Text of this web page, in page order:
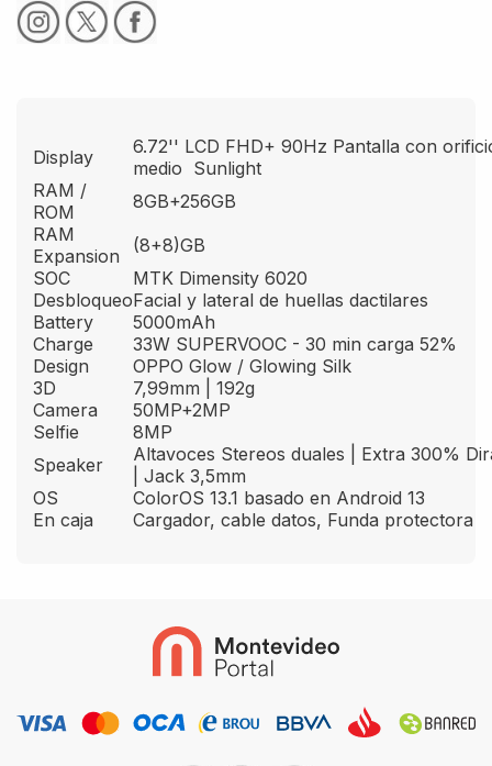
Display
6.72'' LCD FHD+ 90Hz Pantalla con
medio Sunlight
RAM /
ROM
8GB+256GB
RAM
Expansion
(8+8)GB
SOC
MTK Dimensity 6020
DesbloqueoFacial y lateral de huellas dactilares
Battery
5000mAh
Charge
33W SUPERVOOC - 30 min carga 52%
Design
OPPO Glow / Glowing Silk
3D
7,99mm | 192g
Camera
50MP+2MP
Selfie
8MP
Speaker
Altavoces Stereos duales | Extra 300%
| Jack 3,5mm
OS
ColorOS 13.1 basado en Android 13
En caja
Cargador, cable datos, Funda protectora